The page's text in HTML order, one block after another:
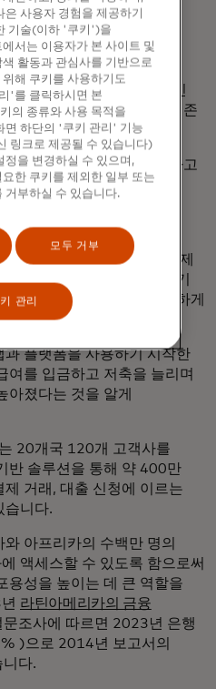
용당 요금이라는 세그먼트
게 진출할 수 있었습니다.
임이었습니다. 2015년에
상당수는 고객에게 온라인
었습니다. 이들은 검증된 기존
선호했습니다.
안감이 덜했습니다. 저렴하고
고객들이 바로 사용할
했습니다."라고 그는
털화의 이점을 보여주고 규제
안전하다는 것을 설득하기
을 조정하고 자본을 현명하게
깨달았습니다.
플랫폼을 사용하기 시작한
여를 입금하고 저축을 늘리며
아졌다는 것을 알게
20개국 120개 고객사를
반 솔루션을 통해 약 400만
거래, 대출 신청에 이르는
습니다.
아프리카의 수백만 명의
액세스할 수 있도록 함으로써
용성을 높이는 데 큰 역할을
라틴아메리카의 금융
조사에 따르면 2023년 은행
)으로 2014년 보고서의
다.
사용자 경험을 제공하기
기술(이하 '쿠키')을
서는 이용자가 본 사이트 및
활동과 관심사를 기반으로
해 쿠키를 사용하기도
'를 클릭하시면 본
의 종류와 사용 목적을
면 하단의 '쿠키 관리' 기능
링크로 제공될 수 있습니다)
정을 변경하실 수 있으며,
한 쿠키를 제외한 일부 또는
거부하실 수 있습니다.
모두 거부
관리